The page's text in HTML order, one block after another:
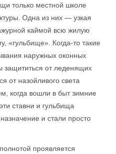
только местной школе
Одна из них — узкая
каймой всю жилую
«гульбище». Когда-то такие
наружных оконных
защититься от леденящих
от назойливого света
когда вошли в быт зимние
ставни и гульбища
и стали просто
проявляется